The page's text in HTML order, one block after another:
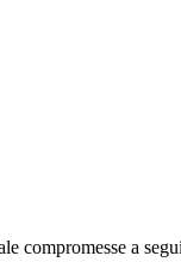
compromesse a